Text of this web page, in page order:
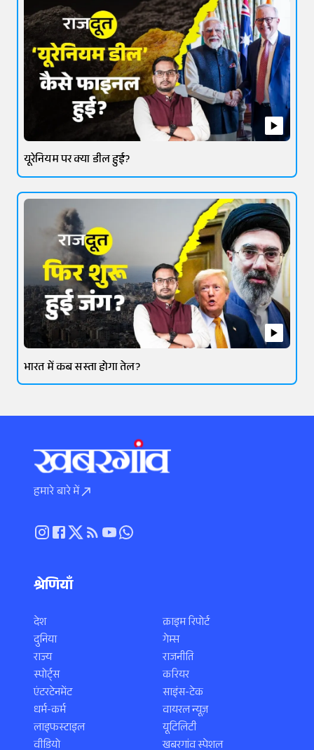
यूरेनियम पर क्या डील हुई?
भारत में कब सस्ता होगा तेल?
हमारे बारे में
श्रेणियाँ
देश
दुनिया
राज्य
स्पोर्ट्स
एंटरटेनमेंट
धर्म-कर्म
लाइफस्टाइल
वीडियो
क्राइम रिपोर्ट
गेम्स
राजनीति
करियर
साइंस-टेक
वायरल न्यूज़
यूटिलिटी
खबरगांव स्पेशल